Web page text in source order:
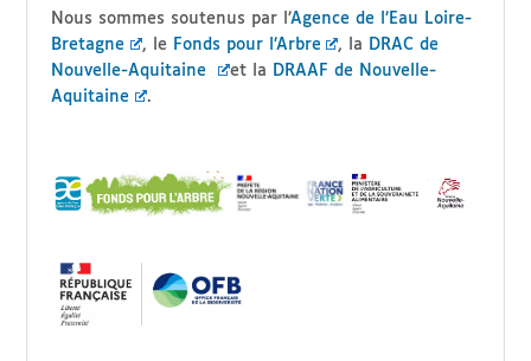
Nous sommes soutenus par l’Agence de l’Eau Loire-
Bretagne
, le Fonds pour l’Arbre , la
DRAC de
Nouvelle-Aquitaine
et la
DRAAF de Nouvelle-
Aquitaine
.